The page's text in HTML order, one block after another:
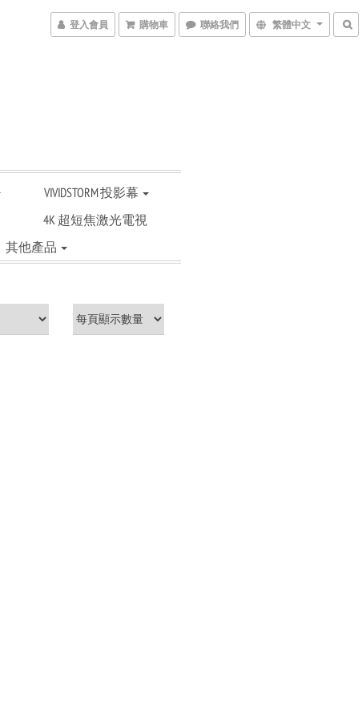
登入會員 購物車 聯絡我們 繁體中文
VIVIDSTORM 投影幕
4K 超短焦激光電視
其他產品